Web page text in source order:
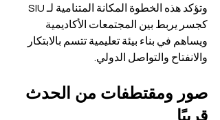
كجسر يربط بين المجتمعات الأكاديمية
ويساهم في بناء بيئة تعليمية تتسم بالابتكار
والانفتاح والتواصل الدولي.
صور ومقتطفات من الحدث